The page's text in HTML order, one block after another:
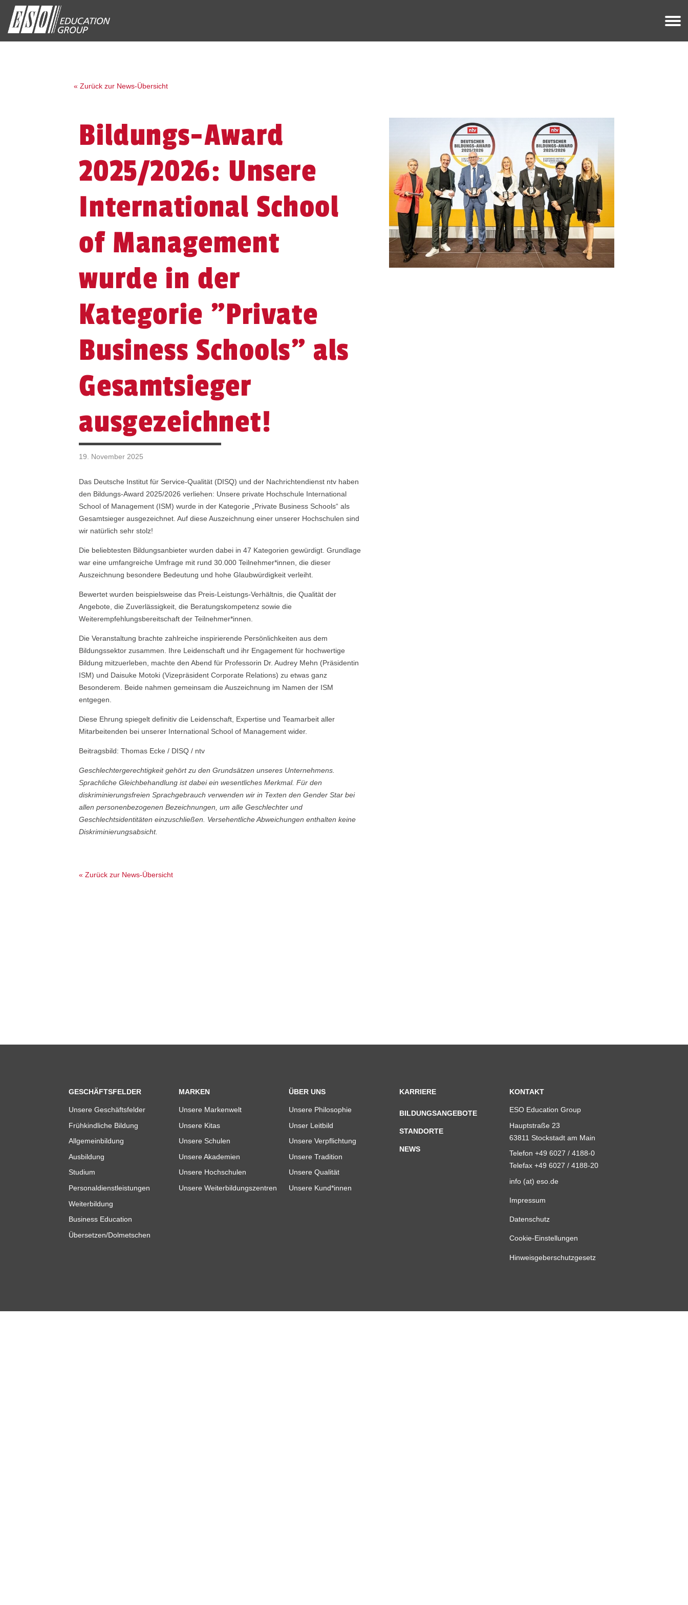
« Zurück zur News-Übersicht
Bildungs-Award
2025/2026: Unsere
International School
of Management
wurde in der
Kategorie "Private
Business Schools" als
Gesamtsieger
ausgezeichnet!
19. November 2025
Das Deutsche Institut für Service-Qualität (DISQ) und der Nachrichtendienst ntv haben
den Bildungs-Award 2025/2026 verliehen: Unsere private Hochschule International
School of Management (ISM) wurde in der Kategorie „Private Business Schools“ als
Gesamtsieger ausgezeichnet. Auf diese Auszeichnung einer unserer Hochschulen sind
wir natürlich sehr stolz!
Die beliebtesten Bildungsanbieter wurden dabei in 47 Kategorien gewürdigt. Grundlage
war eine umfangreiche Umfrage mit rund 30.000 Teilnehmer*innen, die dieser
Auszeichnung besondere Bedeutung und hohe Glaubwürdigkeit verleiht.
Bewertet wurden beispielsweise das Preis-Leistungs-Verhältnis, die Qualität der
Angebote, die Zuverlässigkeit, die Beratungskompetenz sowie die
Weiterempfehlungsbereitschaft der Teilnehmer*innen.
Die Veranstaltung brachte zahlreiche inspirierende Persönlichkeiten aus dem
Bildungssektor zusammen. Ihre Leidenschaft und ihr Engagement für hochwertige
Bildung mitzuerleben, machte den Abend für Professorin Dr. Audrey Mehn (Präsidentin
ISM) und Daisuke Motoki (Vizepräsident Corporate Relations) zu etwas ganz
Besonderem. Beide nahmen gemeinsam die Auszeichnung im Namen der ISM
entgegen.
Diese Ehrung spiegelt definitiv die Leidenschaft, Expertise und Teamarbeit aller
Mitarbeitenden bei unserer International School of Management wider.
Beitragsbild: Thomas Ecke / DISQ / ntv
Geschlechtergerechtigkeit gehört zu den Grundsätzen unseres Unternehmens.
Sprachliche Gleichbehandlung ist dabei ein wesentliches Merkmal. Für den
diskriminierungsfreien Sprachgebrauch verwenden wir in Texten den Gender Star bei
allen personenbezogenen Bezeichnungen, um alle Geschlechter und
Geschlechtsidentitäten einzuschließen. Versehentliche Abweichungen enthalten keine
Diskriminierungsabsicht.
« Zurück zur News-Übersicht
GESCHÄFTSFELDER
Unsere Geschäftsfelder
Frühkindliche Bildung
Allgemeinbildung
Ausbildung
Studium
Personaldienstleistungen
Weiterbildung
Business Education
Übersetzen/Dolmetschen
MARKEN
Unsere Markenwelt
Unsere Kitas
Unsere Schulen
Unsere Akademien
Unsere Hochschulen
Unsere Weiterbildungszentren
ÜBER UNS
Unsere Philosophie
Unser Leitbild
Unsere Verpflichtung
Unsere Tradition
Unsere Qualität
Unsere Kund*innen
KARRIERE
BILDUNGSANGEBOTE
STANDORTE
NEWS
KONTAKT
ESO Education Group
Hauptstraße 23
63811 Stockstadt am Main
Telefon +49 6027 / 4188-0
Telefax +49 6027 / 4188-20
info (at) eso.de
Impressum
Datenschutz
Cookie-Einstellungen
Hinweisgeberschutzgesetz